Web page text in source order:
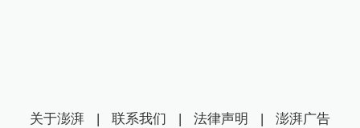
关于澎湃 | 联系我们 | 法律声明 | 澎湃广告